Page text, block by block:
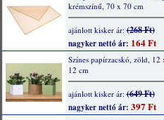
krémszínű, 70 x 70 cm
ajánlott kisker ár:(268 Ft)
nagyker nettó ár: 164 Ft
Színes papírzacskó, zöld, 12
12 cm
ajánlott kisker ár:(649 Ft)
nagyker nettó ár: 397 Ft